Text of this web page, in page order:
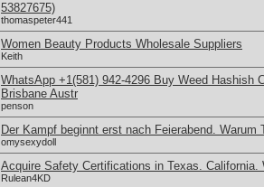
53827675)
thomaspeter441
Women Beauty Products Wholesale Suppliers
Keith
WhatsApp +1(581) 942-4296 Buy Weed Hashish
Brisbane Austr
penson
Der Kampf beginnt erst nach Feierabend.
omysexydoll
Acquire Safety Certifications in Texas. California.
Rulean4KD